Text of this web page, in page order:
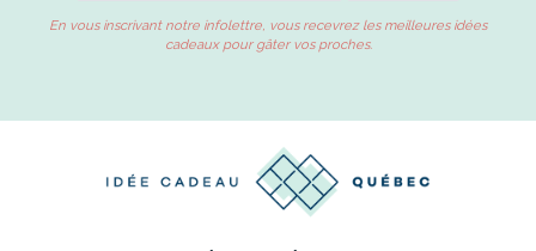
En vous inscrivant notre infolettre, vous recevrez les meilleures idées
cadeaux pour gâter vos proches.